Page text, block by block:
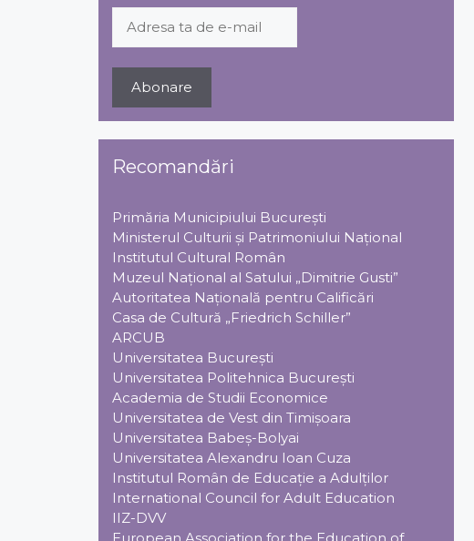
Recomandări
Primăria Municipiului Bucureşti
Ministerul Culturii şi Patrimoniului Naţional
Institutul Cultural Român
Muzeul Național al Satului „Dimitrie Gusti”
Autoritatea Națională pentru Calificări
Casa de Cultură „Friedrich Schiller”
ARCUB
Universitatea Bucureşti
Universitatea Politehnica Bucureşti
Academia de Studii Economice
Universitatea de Vest din Timişoara
Universitatea Babeş-Bolyai
Universitatea Alexandru Ioan Cuza
Institutul Român de Educaţie a Adulţilor
International Council for Adult Education
IIZ-DVV